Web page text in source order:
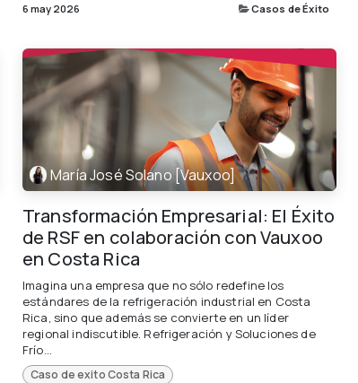
6 may 2026 Casos de Éxito
María José Solano [Vauxoo]
Transformación Empresarial: El Éxito
de RSF en colaboración con Vauxoo
en Costa Rica
Imagina una empresa que no sólo redefine los
estándares de la refrigeración industrial en Costa
Rica, sino que además se convierte en un líder
regional indiscutible. Refrigeración y Soluciones de
Frío...
Caso de exito Costa Rica